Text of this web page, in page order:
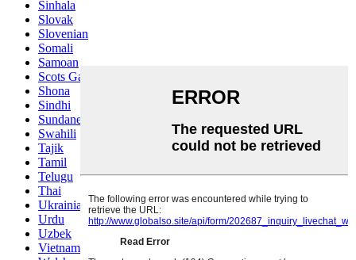
Sinhala
Slovak
Slovenian
Somali
Samoan
Scots Gaelic
Shona
Sindhi
Sundanese
Swahili
Tajik
Tamil
Telugu
Thai
Ukrainian
Urdu
Uzbek
Vietnamese